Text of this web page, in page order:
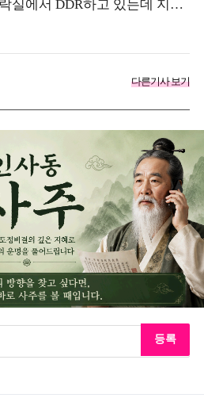
실에서 DDR하고 있는데 지나
다른기사 보기
등록